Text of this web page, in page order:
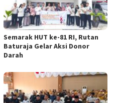
Semarak HUT ke-81 RI, Rutan
Baturaja Gelar Aksi Donor
Darah